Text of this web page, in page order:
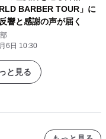
BARBER TOUR」に
響と感謝の声が届く
6日 10:30
と見る